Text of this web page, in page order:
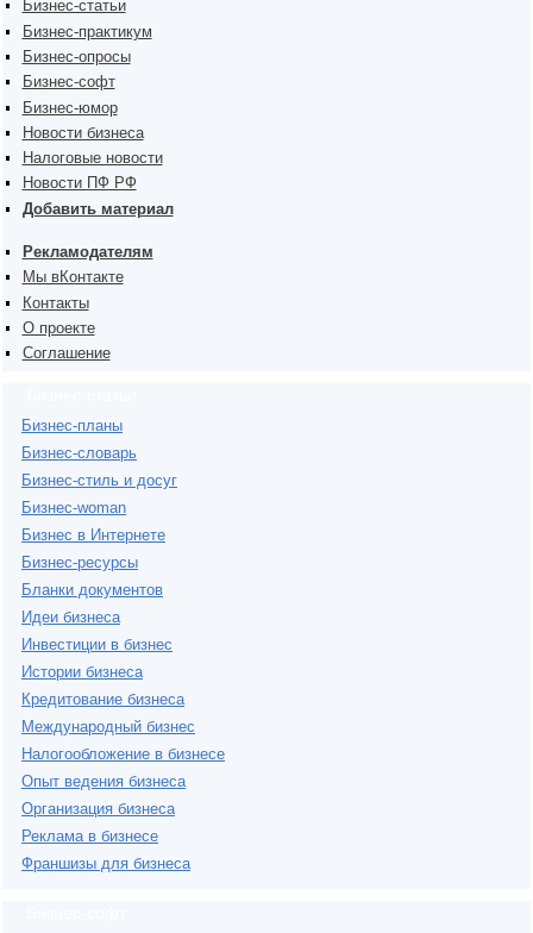
Бизнес-статьи
Бизнес-практикум
Бизнес-опросы
Бизнес-софт
Бизнес-юмор
Новости бизнеса
Налоговые новости
Новости ПФ РФ
Добавить материал
Рекламодателям
Мы вКонтакте
Контакты
О проекте
Соглашение
Бизнес-планы
Бизнес-словарь
Бизнес-стиль и досуг
Бизнес-woman
Бизнес в Интернете
Бизнес-ресурсы
Бланки документов
Идеи бизнеса
Инвестиции в бизнес
Истории бизнеса
Кредитование бизнеса
Международный бизнес
Налогообложение в бизнесе
Опыт ведения бизнеса
Организация бизнеса
Реклама в бизнесе
Франшизы для бизнеса